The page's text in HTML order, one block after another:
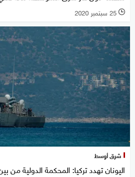
l 25 سبتمبر 2020
شرق أوسط
اليونان تهدد تركيا: المحكمة الدولية من